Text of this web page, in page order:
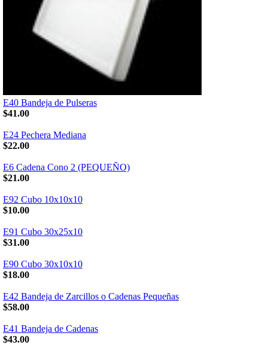
E40 Bandeja de Pulseras
$41.00
E24 Pechera Mediana
$22.00
E6 Cadena Cono 2 (PEQUEÑO)
$21.00
E92 Cubo 10x10x10
$10.00
E91 Cubo 30x25x10
$31.00
E90 Cubo 30x10x10
$18.00
E42 Bandeja de Zarcillos o Cadenas Pequeñas
$58.00
E41 Bandeja de Cadenas
$43.00